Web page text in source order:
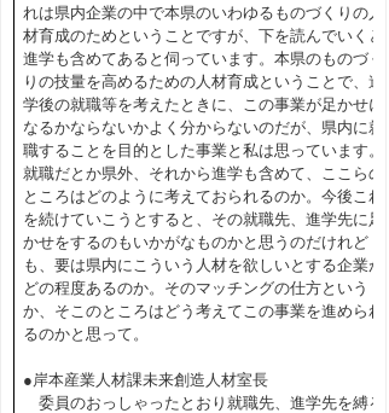
れは県内企業の中で本県のいわゆるものづくりの人
材育成のためということですが、下を読んでいくと
進学も含めてあると伺っています。本県のものづく
りの技量を高めるための人材育成ということで、進
学後の就職等を考えたときに、この事業が足かせに
なるかならないかよく分からないのだが、県内に就
職することを目的とした事業と私は思っています。
就職だとか県外、それから進学も含めて、ここらの
ところはどのように考えておられるのか。今後これ
を続けていこうとすると、その就職先、進学先に足
かせをするのもいかがなものかと思うのだけれど
も、要は県内にこういう人材を欲しいとする企業が
どの程度あるのか。そのマッチングの仕方という
か、そこのところはどう考えてこの事業を進められ
るのかと思って。
●岸本産業人材課未来創造人材室長
委員のおっしゃったとおり就職先、進学先を縛る